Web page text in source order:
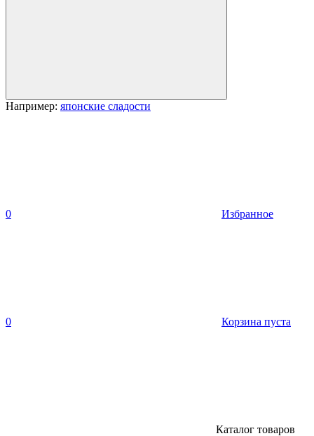
Например: японские сладости
0 Избранное
0 Корзина пуста
Каталог товаров